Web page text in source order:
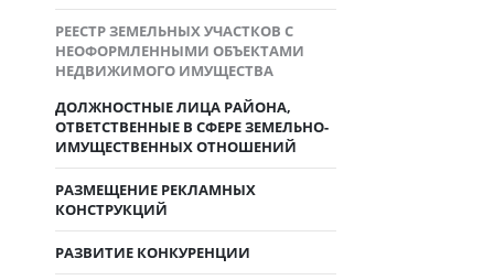
РЕЕСТР ЗЕМЕЛЬНЫХ УЧАСТКОВ С
НЕОФОРМЛЕННЫМИ ОБЪЕКТАМИ
НЕДВИЖИМОГО ИМУЩЕСТВА
ДОЛЖНОСТНЫЕ ЛИЦА РАЙОНА,
ОТВЕТСТВЕННЫЕ В СФЕРЕ ЗЕМЕЛЬНО-
ИМУЩЕСТВЕННЫХ ОТНОШЕНИЙ
РАЗМЕЩЕНИЕ РЕКЛАМНЫХ
КОНСТРУКЦИЙ
РАЗВИТИЕ КОНКУРЕНЦИИ